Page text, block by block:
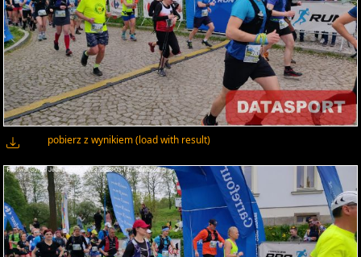
pobierz z wynikiem (load with result)